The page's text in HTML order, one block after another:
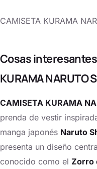
CAMISETA KURAMA
Cosas
KURAMA NARUTO
CAMISETA KURAMA
prenda de vestir
manga japonés Naruto
presenta un diseño
conocido como el Zorro